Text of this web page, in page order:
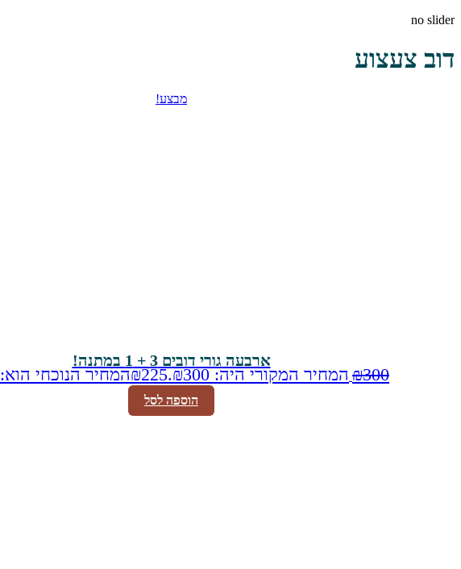
no slider
דוב צעצוע
מבצע!
ארבעה גורי דובים 3 + 1 במתנה!
₪300 המחיר המקורי היה: ₪300. ₪225 המחיר הנוכחי הוא: ₪225.
הוספה לסל